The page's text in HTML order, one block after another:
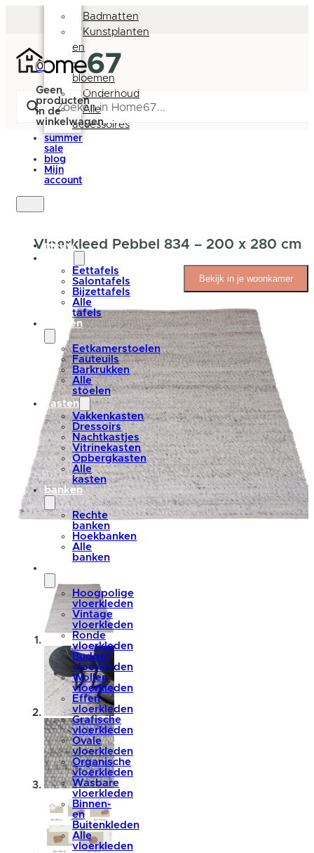
0
Geen
producten
in de
winkelwagen.
Badmatten
Kunstplanten
en
-
bloemen
Onderhoud
Alle
accessoires
summer
sale
blog
Mijn
account
nieuw
Eettafels
Salontafels
Bijzettafels
Alle
tafels
stoelen
Eetkamerstoelen
Fauteuils
Barkrukken
Alle
stoelen
kasten
Vakkenkasten
Dressoirs
Nachtkastjes
Vitrinekasten
Opbergkasten
Alle
kasten
banken
Rechte
banken
Hoekbanken
Alle
banken
Hoogpolige
vloerkleden
Vintage
vloerkleden
Ronde
vloerkleden
Budget
vloerkleden
Wollen
vloerkleden
Effen
vloerkleden
Grafische
vloerkleden
Ovale
vloerkleden
Organische
vloerkleden
Wasbare
vloerkleden
Binnen-
en
Buitenkleden
Alle
vloerkleden
Vloerkleed Pebbel 834 – 200 x 280 cm
Bekijk in je woonkamer